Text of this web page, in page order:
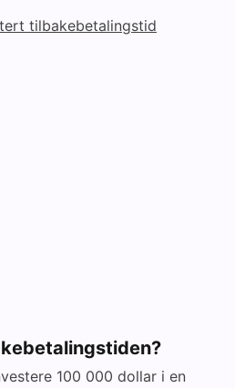
tilbakebetalingstid
100 000 dollar i en